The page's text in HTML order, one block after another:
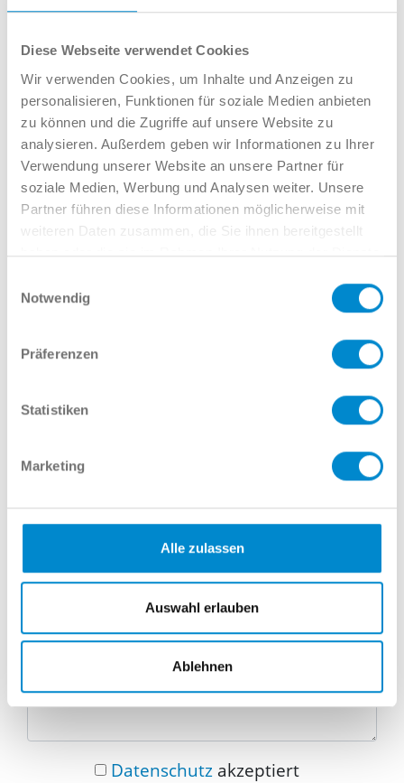
Diese Webseite verwendet Cookies
Wir verwenden Cookies, um Inhalte und Anzeigen zu
personalisieren, Funktionen für soziale Medien anbieten
zu können und die Zugriffe auf unsere Website zu
analysieren. Außerdem geben wir Informationen zu Ihrer
Verwendung unserer Website an unsere Partner für
soziale Medien, Werbung und Analysen weiter. Unsere
Partner führen diese Informationen möglicherweise mit
weiteren Daten zusammen, die Sie ihnen bereitgestellt
haben oder die sie im Rahmen Ihrer Nutzung der Dienste
Notwendig
Präferenzen
Statistiken
Marketing
Alle zulassen
Auswahl erlauben
Ablehnen
Lars Linkamp
Verkauf GW
02381 7998-522
llinkamp@potthoff.de
Oder gern direkt per Mail oder
Telefon:
E-Mail
Nachricht
Datenschutzakzeptiert